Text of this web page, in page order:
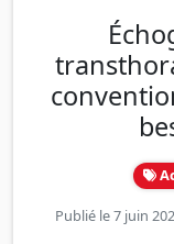
Publié le 7 juin